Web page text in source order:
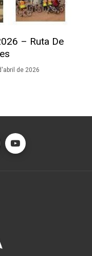
– Ruta De
de 2026